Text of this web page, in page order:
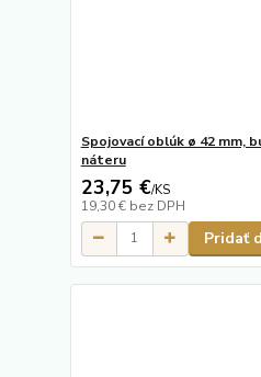
Spojovací oblúk ø 42 mm,
náteru
23,75 €/KS
19,30 € bez DPH
Pridať